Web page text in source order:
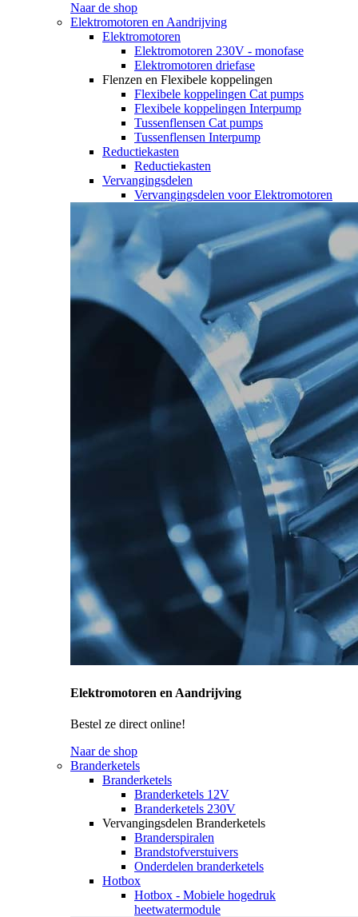
Naar de shop
Elektromotoren en Aandrijving
Elektromotoren
Elektromotoren 230V - monofase
Elektromotoren driefase
Flenzen en Flexibele koppelingen
Flexibele koppelingen Cat pumps
Flexibele koppelingen Interpump
Tussenflensen Cat pumps
Tussenflensen Interpump
Reductiekasten
Reductiekasten
Vervangingsdelen
Vervangingsdelen voor Elektromotoren
Elektromotoren en Aandrijving
Bestel ze direct online!
Naar de shop
Branderketels
Branderketels
Branderketels 12V
Branderketels 230V
Vervangingsdelen Branderketels
Branderspiralen
Brandstofverstuivers
Onderdelen branderketels
Hotbox
Hotbox - Mobiele hogedruk
heetwatermodule